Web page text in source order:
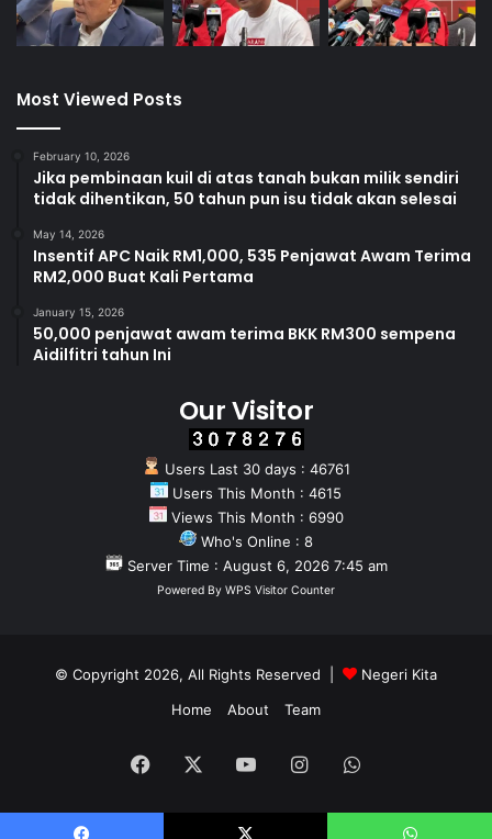
Most Viewed Posts
February 10, 2026
Jika pembinaan kuil di atas tanah bukan milik sendiri
tidak dihentikan, 50 tahun pun isu tidak akan selesai
May 14, 2026
Insentif APC Naik RM1,000, 535 Penjawat Awam Terima
RM2,000 Buat Kali Pertama
January 15, 2026
50,000 penjawat awam terima BKK RM300 sempena
Aidilfitri tahun Ini
Our Visitor
Users Last 30 days : 46761
Users This Month : 4615
Views This Month : 6990
Who's Online : 8
Server Time : August 6, 2026 7:45 am
Powered By WPS Visitor Counter
© Copyright 2026, All Rights Reserved |
Negeri Kita
Home
About Team
Facebook YouTubeInstagramWhatsApp